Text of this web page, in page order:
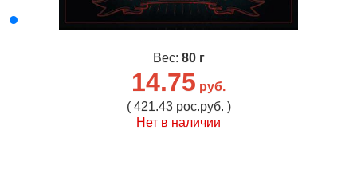
Вес: 80 г
14.75 руб.
( 421.43 рос.руб. )
Нет в наличии